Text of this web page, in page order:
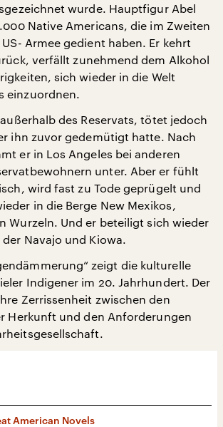
wurde. Hauptfigur Abel
Native Americans, die im Zweiten
Armee gedient haben. Er kehrt
verfällt zunehmend dem Alkohol
sich wieder in die Welt
einzuordnen.
des Reservats, tötet jedoch
ihn zuvor gedemütigt hatte. Nach
er in Los Angeles bei anderen
unter. Aber er fühlt
wird fast zu Tode geprügelt und
in die Berge New Mexikos,
Wurzeln. Und er beteiligt sich wieder
Navajo und Kiowa.
zeigt die kulturelle
Indigener im 20. Jahrhundert. Der
Zerrissenheit zwischen den
Herkunft und den Anforderungen
American Novels